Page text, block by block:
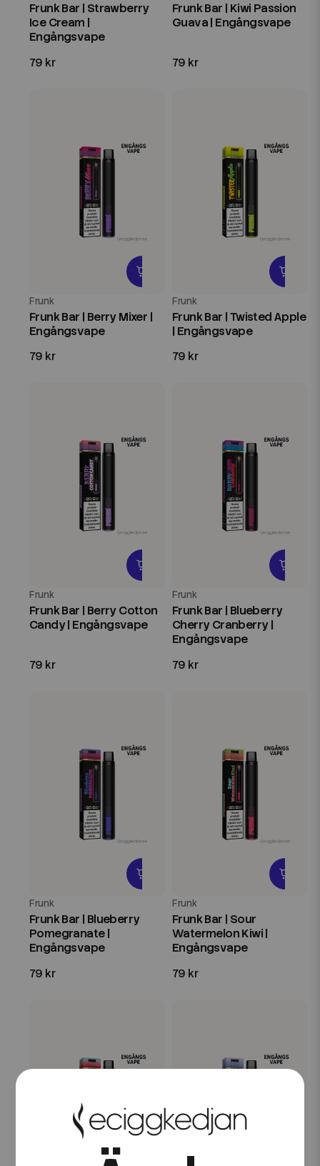
Frunk Bar | Strawberry
Ice Cream |
Engångsvape
79 kr
Frunk Bar | Kiwi Passion
Guava | Engångsvape
79 kr
Frunk
Frunk Bar | Berry Mixer |
Engångsvape
79 kr
Frunk
Frunk Bar | Twisted Apple
| Engångsvape
79 kr
Frunk
Frunk Bar | Berry Cotton
Candy | Engångsvape
79 kr
Frunk
Frunk Bar | Blueberry
Cherry Cranberry |
Engångsvape
79 kr
Frunk
Frunk Bar | Blueberry
Pomegranate |
Engångsvape
79 kr
Frunk
Frunk Bar | Sour
Watermelon Kiwi |
Engångsvape
79 kr